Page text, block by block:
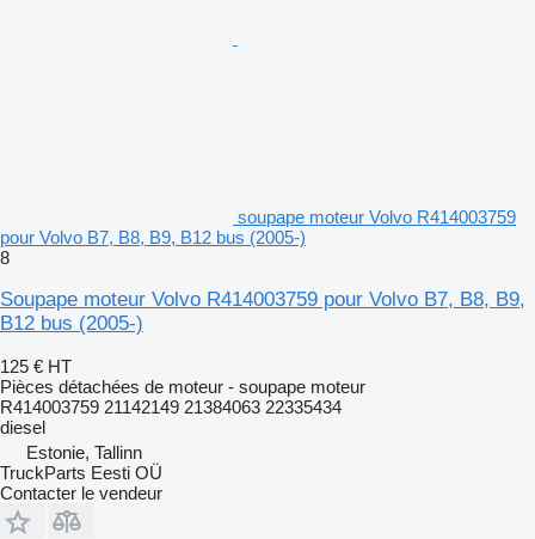
soupape moteur Volvo R414003759
pour Volvo B7, B8, B9, B12 bus (2005-)
8
Soupape moteur Volvo R414003759 pour Volvo B7, B8, B9,
B12 bus (2005-)
125 € HT
Pièces détachées de moteur - soupape moteur
R414003759 21142149 21384063 22335434
diesel
Estonie, Tallinn
TruckParts Eesti OÜ
Contacter le vendeur